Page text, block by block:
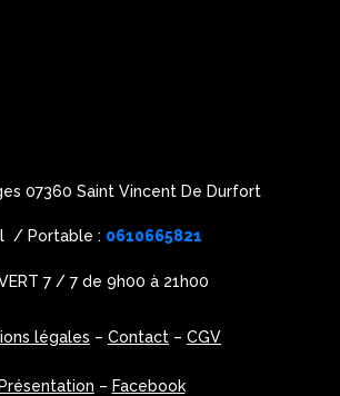
07360 Saint Vincent De Durfort
/ Portable : 0610665821
7 / 7 de 9h00 à 21h00
légales – Contact – CGV
Présentation – Facebook